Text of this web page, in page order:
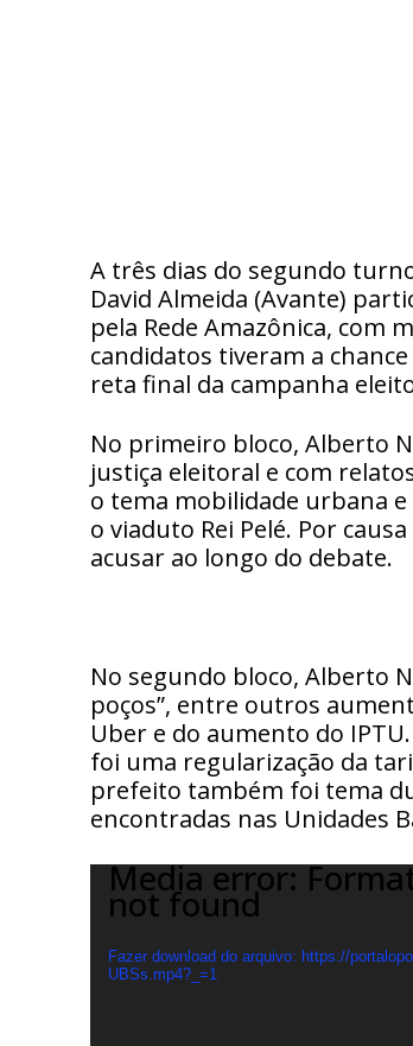
A três dias do segundo
David Almeida (Avante)
pela Rede Amazônica, com
candidatos tiveram a
reta final da campanha
No primeiro bloco, Alberto
justiça eleitoral e com
o tema mobilidade urbana
o viaduto Rei Pelé. Por
acusar ao longo do debate.
No segundo bloco, Alberto
poços”, entre outros
Uber e do aumento do
foi uma regularização da
prefeito também foi tema
encontradas nas Unidades
Media error:
not found
Fazer download do arquivo: https://
UBSs.mp4?_=1